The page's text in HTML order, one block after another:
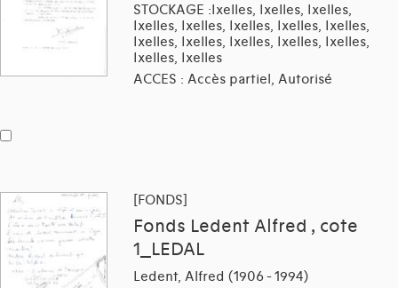
STOCKAGE :Ixelles, Ixelles, Ixelles,
Ixelles, Ixelles, Ixelles, Ixelles, Ixelles,
Ixelles, Ixelles, Ixelles, Ixelles, Ixelles,
Ixelles, Ixelles
ACCES : Accès partiel, Autorisé
[FONDS]
Fonds Ledent Alfred , cote
1_LEDAL
Ledent, Alfred (1906 - 1994)